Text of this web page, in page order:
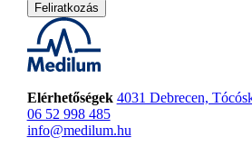
Feliratkozás
Elérhetőségek 4031 Debrecen,
06 52 998 485
info@medilum.hu